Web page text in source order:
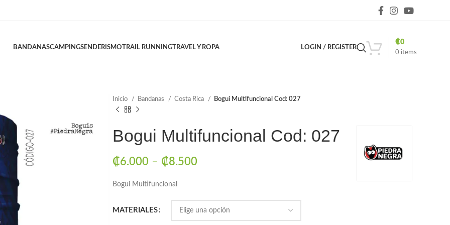
BANDANASCAMPINGSENDERISMOTRAIL RUNNINGTRAVEL Y ROPA LOGIN / REGISTER
0 items
₡0
Inicio Bandanas Costa Rica Bogui Multifuncional Cod: 027
Bogui Multifuncional Cod: 027
₡6.000 – ₡8.500
Bogui Multifuncional
MATERIALES